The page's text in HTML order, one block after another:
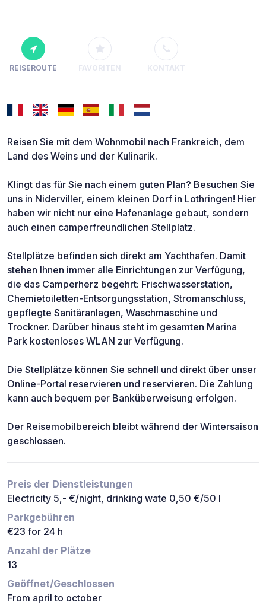
REISEROUTE FAVORITEN KONTAKT
Reisen Sie mit dem Wohnmobil nach Frankreich, dem
Land des Weins und der Kulinarik.
Klingt das für Sie nach einem guten Plan? Besuchen Sie
uns in Niderviller, einem kleinen Dorf in Lothringen! Hier
haben wir nicht nur eine Hafenanlage gebaut, sondern
auch einen camperfreundlichen Stellplatz.
Stellplätze befinden sich direkt am Yachthafen. Damit
stehen Ihnen immer alle Einrichtungen zur Verfügung,
die das Camperherz begehrt: Frischwasserstation,
Chemietoiletten-Entsorgungsstation, Stromanschluss,
gepflegte Sanitäranlagen, Waschmaschine und
Trockner. Darüber hinaus steht im gesamten Marina
Park kostenloses WLAN zur Verfügung.
Die Stellplätze können Sie schnell und direkt über unser
Online-Portal reservieren und reservieren. Die Zahlung
kann auch bequem per Banküberweisung erfolgen.
Der Reisemobilbereich bleibt während der Wintersaison
geschlossen.
Preis der Dienstleistungen
Electricity 5,- €/night, drinking wate 0,50 €/50 l
Parkgebühren
€23 for 24 h
Anzahl der Plätze
13
Geöffnet/Geschlossen
From april to october